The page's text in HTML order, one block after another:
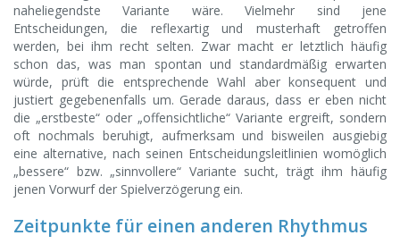
naheliegendste Variante wäre. Vielmehr sind jene
Entscheidungen, die reflexartig und musterhaft getroffen
werden, bei ihm recht selten. Zwar macht er letztlich häufig
schon das, was man spontan und standardmäßig erwarten
würde, prüft die entsprechende Wahl aber konsequent und
justiert gegebenenfalls um. Gerade daraus, dass er eben nicht
die „erstbeste“ oder „offensichtliche“ Variante ergreift, sondern
oft nochmals beruhigt, aufmerksam und bisweilen ausgiebig
eine alternative, nach seinen Entscheidungsleitlinien womöglich
„bessere“ bzw. „sinnvollere“ Variante sucht, trägt ihm häufig
jenen Vorwurf der Spielverzögerung ein.
Zeitpunkte für einen anderen Rhythmus